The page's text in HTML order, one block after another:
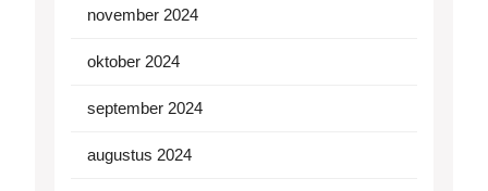
november 2024
oktober 2024
september 2024
augustus 2024